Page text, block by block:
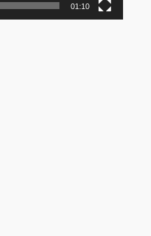
01:10